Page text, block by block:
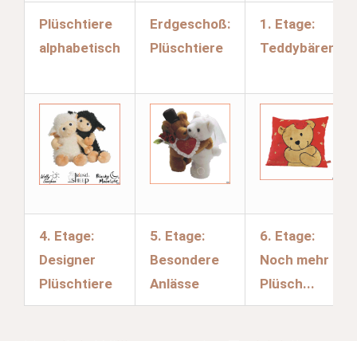
Plüschtiere
alphabetisch
Erdgeschoß:
Plüschtiere
1. Etage:
Teddybären
4. Etage:
Designer
Plüschtiere
5. Etage:
Besondere
Anlässe
6. Etage:
Noch mehr
Plüsch...